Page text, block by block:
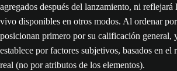
agregados después del lanzamiento, ni reflejará
vivo disponibles en otros modos. Al ordenar
posicionan primero por su calificación general,
establece por factores subjetivos, basados en el
real (no por atributos de los elementos).